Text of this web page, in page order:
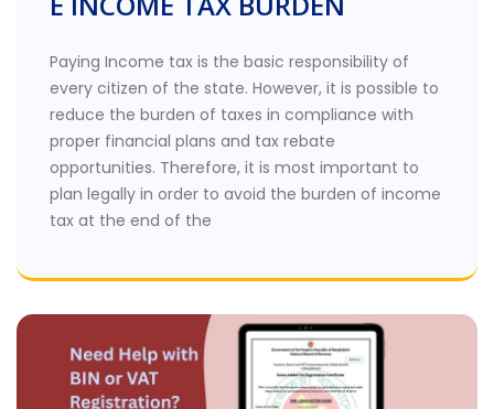
Paying Income tax is the basic responsibility of
every citizen of the state. However, it is possible to
reduce the burden of taxes in compliance with
proper financial plans and tax rebate
opportunities. Therefore, it is most important to
plan legally in order to avoid the burden of income
tax at the end of the